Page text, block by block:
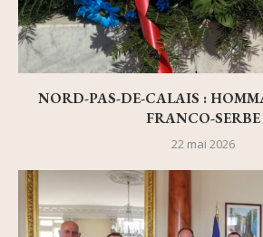
NORD-PAS-DE-CALAIS :
FRANCO-SERBE
22 mai 2026